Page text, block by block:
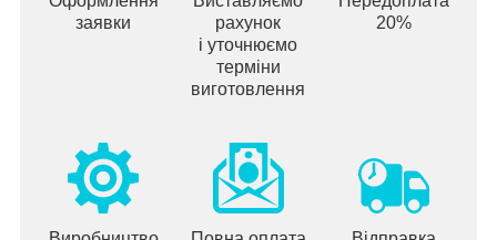
заявки
рахунок
і уточнюємо
терміни
виготовлення
20%